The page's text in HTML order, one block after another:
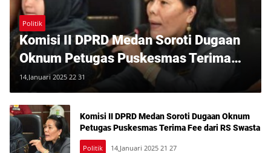
Politik
Komisi II DPRD Medan Soroti Dugaan
Oknum Petugas Puskesmas Terima
Fee dari RS Swasta
14,Januari 2025 22 31
Komisi II DPRD Medan Soroti Dugaan Oknum
Petugas Puskesmas Terima Fee dari RS Swasta
Politik 14,Januari 2025 21 27